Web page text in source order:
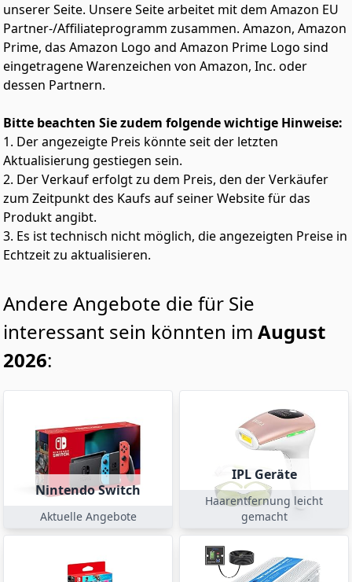
unserer Seite. Unsere Seite arbeitet mit dem Amazon EU
Partner-/Affiliateprogramm zusammen. Amazon, Amazon
Prime, das Amazon Logo and Amazon Prime Logo sind
eingetragene Warenzeichen von Amazon, Inc. oder
dessen Partnern.
Bitte beachten Sie zudem folgende wichtige Hinweise:
1. Der angezeigte Preis könnte seit der letzten
Aktualisierung gestiegen sein.
2. Der Verkauf erfolgt zu dem Preis, den der Verkäufer
zum Zeitpunkt des Kaufs auf seiner Website für das
Produkt angibt.
3. Es ist technisch nicht möglich, die angezeigten Preise in
Echtzeit zu aktualisieren.
Andere Angebote die für Sie
interessant sein könnten im August
2026:
Nintendo Switch
Aktuelle Angebote
IPL Geräte
Haarentfernung leicht
gemacht